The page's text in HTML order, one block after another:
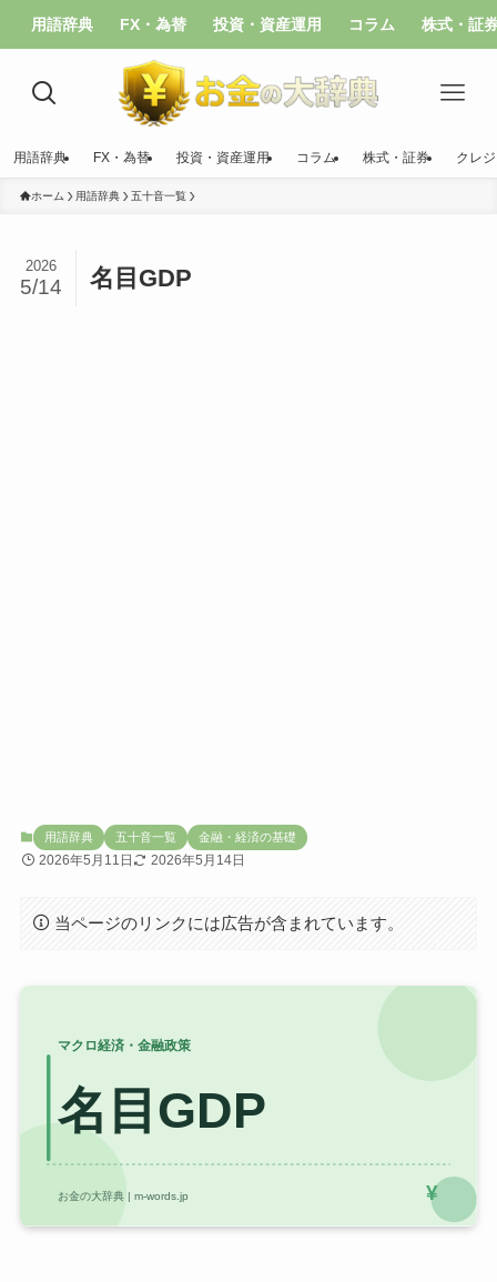
用語辞典 FX・為替 投資・資産運用 コラム 株式・証
用語辞典 FX・為替 投資・資産運用 コラム 株式・証券 クレ
ホーム 用語辞典 五十音一覧
名目GDP
2026
5/14
用語辞典 五十音一覧 金融・経済の基礎
2026年5月11日 2026年5月14日
当ページのリンクには広告が含まれています。